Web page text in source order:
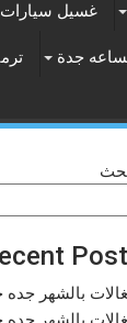
غسيل سيارات
جدة
بالشهر جده حى
بالشهر جده حى